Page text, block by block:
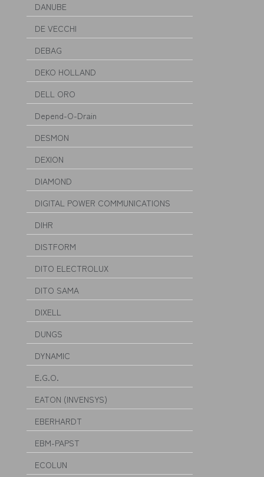
DANUBE
DE VECCHI
DEBAG
DEKO HOLLAND
DELL ORO
Depend-O-Drain
DESMON
DEXION
DIAMOND
DIGITAL POWER COMMUNICATIONS
DIHR
DISTFORM
DITO ELECTROLUX
DITO SAMA
DIXELL
DUNGS
DYNAMIC
E.G.O.
EATON (INVENSYS)
EBERHARDT
EBM-PAPST
ECOLUN